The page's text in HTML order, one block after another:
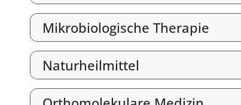
Mikrobiologische Therapie
Naturheilmittel